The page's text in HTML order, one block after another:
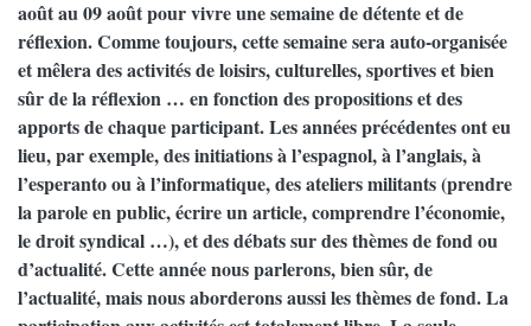
août au 09 août pour vivre une semaine de détente et de
réflexion. Comme toujours, cette semaine sera auto-organisée
et mêlera des activités de loisirs, culturelles, sportives et bien
sûr de la réflexion … en fonction des propositions et des
apports de chaque participant. Les années précédentes ont eu
lieu, par exemple, des initiations à l’espagnol, à l’anglais, à
l’esperanto ou à l’informatique, des ateliers militants (prendre
la parole en public, écrire un article, comprendre l’économie,
le droit syndical …), et des débats sur des thèmes de fond ou
d’actualité. Cette année nous parlerons, bien sûr, de
l’actualité, mais nous aborderons aussi les thèmes de fond. La